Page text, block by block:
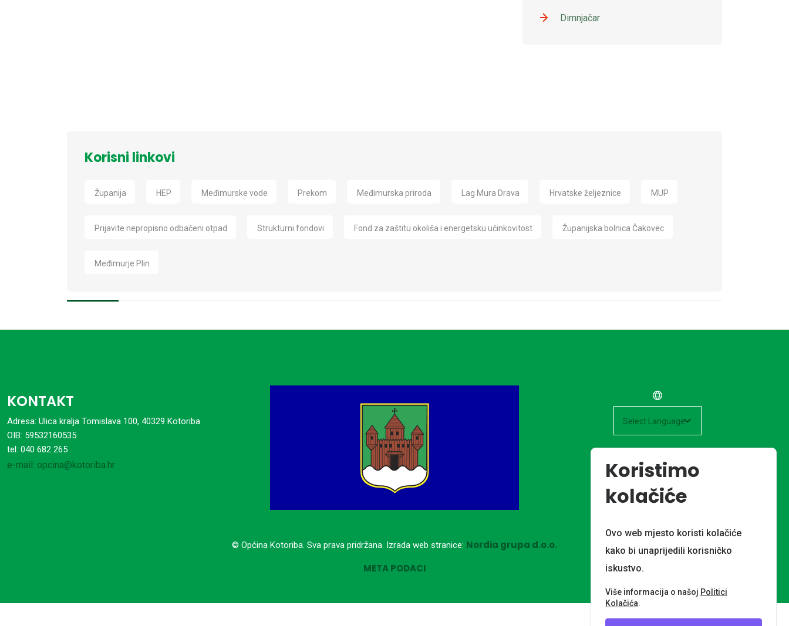
Dimnjačar
Korisni linkovi
Županija HEP Međimurske vode Prekom Međimurska priroda Lag Mura Drava Hrvatske željeznice MUP
Prijavite nepropisno odbačeni otpad Strukturni fondovi Fond za zaštitu okoliša i energetsku učinkovitost Županijska bolnica Čakovec
Međimurje Plin
KONTAKT
Adresa: Ulica kralja Tomislava 100, 40329 Kotoriba
OIB: 59532160535
tel: 040 682 265
e-mail: opcina@kotoriba.hr
© Općina Kotoriba. Sva prava pridržana. Izrada web stranice: Nordia grupa d.o.o.
META PODACI
Koristimo
kolačiće
Ovo web mjesto koristi kolačiće
kako bi unaprijedili korisničko
iskustvo.
Više informacija o našoj Politici
Kolačića.